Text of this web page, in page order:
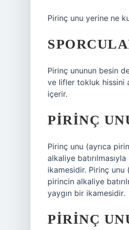
Pirinç unu yerine ne
Pirinç ununun besin
ve lifler tokluk hissini
içerir.
PIRINÇ
Pirinç unu (ayrıca
alkaliye
ikamesidir. Pirinç unu
pirincin alkaliye
yaygın bir ikamesidir.
PIRINÇ